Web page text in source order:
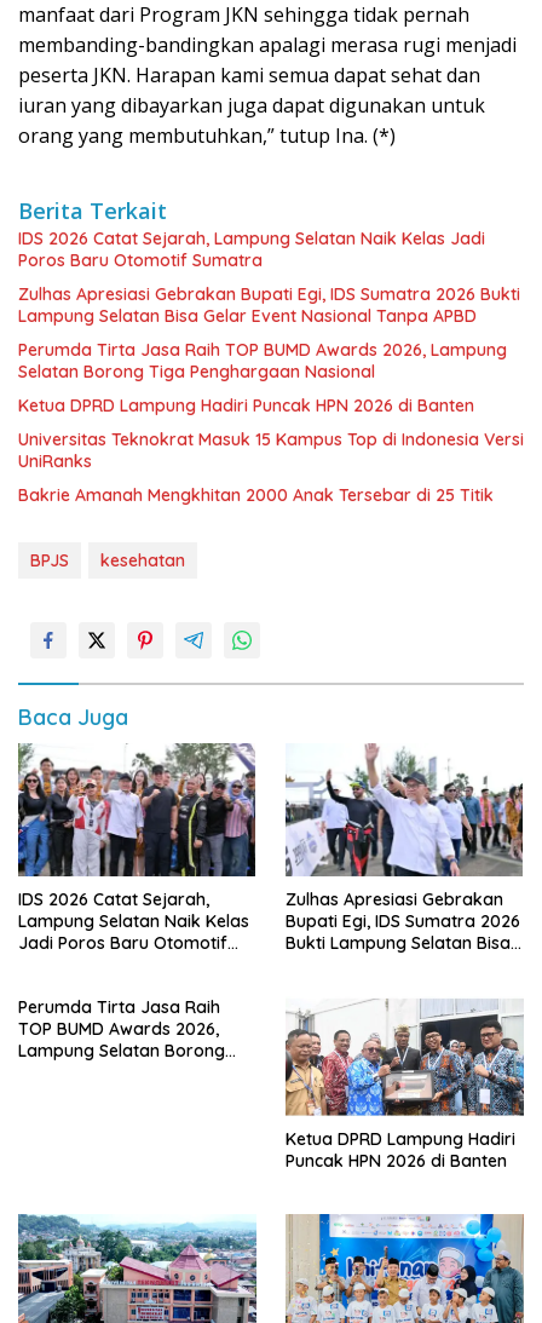
manfaat dari Program JKN sehingga tidak pernah
membanding-bandingkan apalagi merasa rugi menjadi
peserta JKN. Harapan kami semua dapat sehat dan
iuran yang dibayarkan juga dapat digunakan untuk
orang yang membutuhkan,” tutup Ina. (*)
Berita Terkait
IDS 2026 Catat Sejarah, Lampung Selatan Naik Kelas Jadi
Poros Baru Otomotif Sumatra
Zulhas Apresiasi Gebrakan Bupati Egi, IDS Sumatra 2026 Bukti
Lampung Selatan Bisa Gelar Event Nasional Tanpa APBD
Perumda Tirta Jasa Raih TOP BUMD Awards 2026, Lampung
Selatan Borong Tiga Penghargaan Nasional
Ketua DPRD Lampung Hadiri Puncak HPN 2026 di Banten
Universitas Teknokrat Masuk 15 Kampus Top di Indonesia Versi
UniRanks
Bakrie Amanah Mengkhitan 2000 Anak Tersebar di 25 Titik
BPJS kesehatan
Baca Juga
IDS 2026 Catat Sejarah,
Lampung Selatan Naik Kelas
Jadi Poros Baru Otomotif
Zulhas Apresiasi Gebrakan
Bupati Egi, IDS Sumatra 2026
Bukti Lampung Selatan Bisa
Perumda Tirta Jasa Raih
TOP BUMD Awards 2026,
Lampung Selatan Borong
Ketua DPRD Lampung Hadiri
Puncak HPN 2026 di Banten